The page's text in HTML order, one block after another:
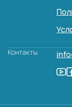
Контакты